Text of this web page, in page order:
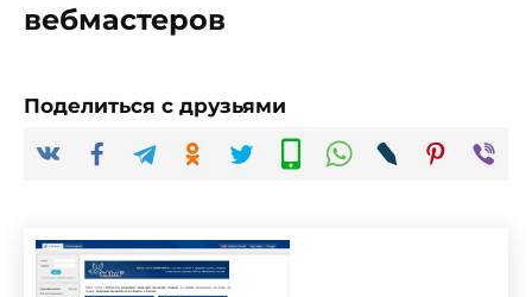
вебмастеров
Поделиться с друзьями